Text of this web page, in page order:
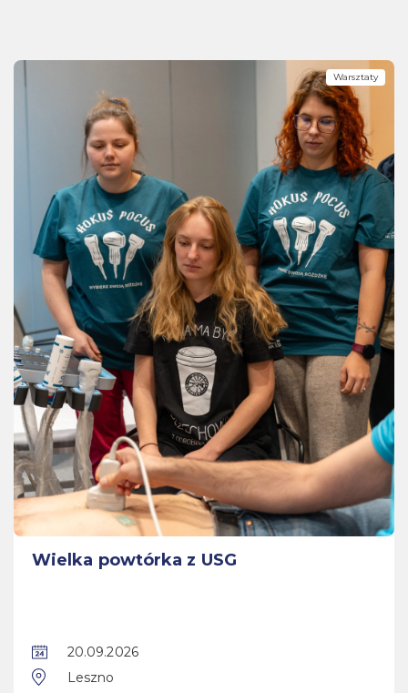
Warsztaty
Wielka powtórka z USG
20.09.2026
Leszno